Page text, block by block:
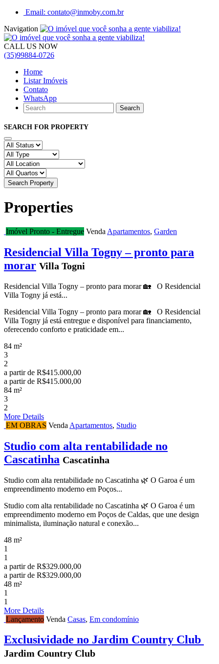
Email: contato@inmoby.com.br
Navigation
CALL US NOW
(35)99884-0726
Home
Listar Imóveis
Contato
WhatsApp
SEARCH FOR PROPERTY
Search Property
Properties
Imóvel Pronto - Entregue Venda Apartamentos, Garden
Residencial Villa Togny – pronto para
morar Villa Togni
Residencial Villa Togny – pronto para morar 🏡 O Residencial
Villa Togny já está...
Residencial Villa Togny – pronto para morar 🏡 O Residencial
Villa Togny já está entregue e disponível para financiamento,
oferecendo conforto e praticidade em...
84 m²
3
2
a partir de R$415.000,00
a partir de R$415.000,00
84 m²
3
2
More Details
EM OBRAS Venda Apartamentos, Studio
Studio com alta rentabilidade no
Cascatinha Cascatinha
Studio com alta rentabilidade no Cascatinha 🌿 O Garoa é um
empreendimento moderno em Poços...
Studio com alta rentabilidade no Cascatinha 🌿 O Garoa é um
empreendimento moderno em Poços de Caldas, que une design
minimalista, iluminação natural e conexão...
48 m²
1
1
a partir de R$329.000,00
a partir de R$329.000,00
48 m²
1
1
More Details
Lançamento Venda Casas, Em condomínio
Exclusividade no Jardim Country Club
Jardim Country Club